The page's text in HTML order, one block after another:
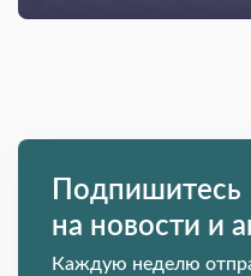
Подпишитесь
на новости и
Каждую неделю